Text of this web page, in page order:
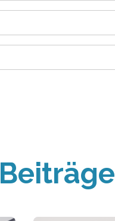
Beiträge